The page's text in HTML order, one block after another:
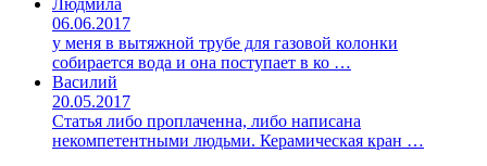
06.06.2017
у меня в вытяжной трубе для газовой колонки
собирается вода и она поступает в ко …
Василий
20.05.2017
Статья либо проплаченна, либо написана
некомпетентными людьми. Керамическая кран …